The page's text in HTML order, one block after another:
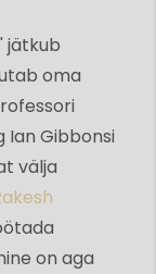
jätkub
oma
Ian Gibbonsi
välja
on aga